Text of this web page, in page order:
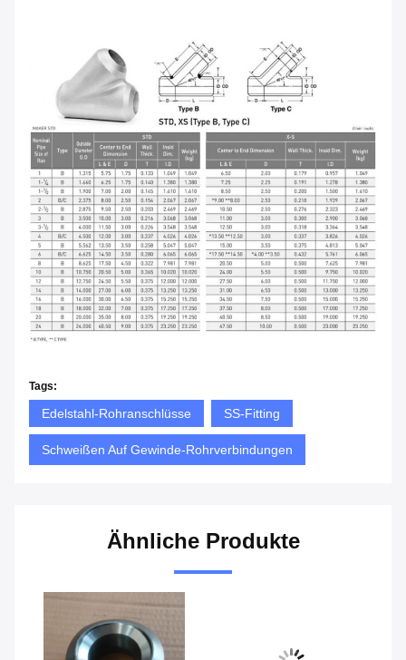
Tags:
Edelstahl-Rohranschlüsse SS-Fitting
Schweißen Auf Gewinde-Rohrverbindungen
Ähnliche Produkte